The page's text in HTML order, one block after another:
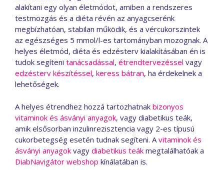
alakítani egy olyan életmódot, amiben a rendszeres
testmozgás és a diéta révén az anyagcserénk
megbízhatóan, stabilan működik, és a vércukorszintek
az egészséges 5 mmol/l-es tartományban mozognak. A
helyes életmód, diéta és edzésterv kialakításában én is
tudok segíteni tanácsadással, étrendtervezéssel vagy
edzésterv készítéssel, keress bátran, ha érdekelnek a
lehetőségek.
A helyes étrendhez hozzá tartozhatnak bizonyos
vitaminok és ásványi anyagok, vagy diabetikus teák,
amik elsősorban inzulinrezisztencia vagy 2-es típusú
cukorbetegség esetén tudnak segíteni. A vitaminok és
ásványi anyagok vagy diabetikus teák megtalálhatóak a
DiabNavigátor webshop kínálatában is.